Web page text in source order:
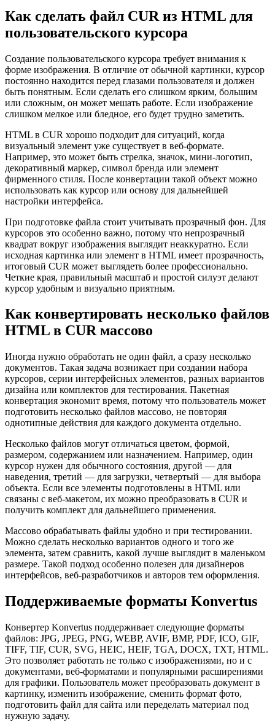
Как сделать файл CUR из HTML для
пользовательского курсора
Создание пользовательского курсора требует внимания к
форме изображения. В отличие от обычной картинки, курсор
постоянно находится перед глазами пользователя и должен
быть понятным. Если сделать его слишком ярким, большим
или сложным, он может мешать работе. Если изображение
слишком мелкое или бледное, его будет трудно заметить.
HTML в CUR хорошо подходит для ситуаций, когда
визуальный элемент уже существует в веб-формате.
Например, это может быть стрелка, значок, мини-логотип,
декоративный маркер, символ бренда или элемент
фирменного стиля. После конвертации такой объект можно
использовать как курсор или основу для дальнейшей
настройки интерфейса.
При подготовке файла стоит учитывать прозрачный фон. Для
курсоров это особенно важно, потому что непрозрачный
квадрат вокруг изображения выглядит неаккуратно. Если
исходная картинка или элемент в HTML имеет прозрачность,
итоговый CUR может выглядеть более профессионально.
Четкие края, правильный масштаб и простой силуэт делают
курсор удобным и визуально приятным.
Как конвертировать несколько файлов
HTML в CUR массово
Иногда нужно обработать не один файл, а сразу несколько
документов. Такая задача возникает при создании набора
курсоров, серии интерфейсных элементов, разных вариантов
дизайна или комплектов для тестирования. Пакетная
конвертация экономит время, потому что пользователь может
подготовить несколько файлов массово, не повторяя
однотипные действия для каждого документа отдельно.
Несколько файлов могут отличаться цветом, формой,
размером, содержанием или назначением. Например, один
курсор нужен для обычного состояния, другой — для
наведения, третий — для загрузки, четвертый — для выбора
объекта. Если все элементы подготовлены в HTML или
связаны с веб-макетом, их можно преобразовать в CUR и
получить комплект для дальнейшего применения.
Массово обрабатывать файлы удобно и при тестировании.
Можно сделать несколько вариантов одного и того же
элемента, затем сравнить, какой лучше выглядит в маленьком
размере. Такой подход особенно полезен для дизайнеров
интерфейсов, веб-разработчиков и авторов тем оформления.
Поддерживаемые форматы Konvertus
Конвертер Konvertus поддерживает следующие форматы
файлов: JPG, JPEG, PNG, WEBP, AVIF, BMP, PDF, ICO, GIF,
TIFF, TIF, CUR, SVG, HEIC, HEIF, TGA, DOCX, TXT, HTML.
Это позволяет работать не только с изображениями, но и с
документами, веб-форматами и популярными расширениями
для графики. Пользователь может преобразовать документ в
картинку, изменить изображение, сменить формат фото,
подготовить файл для сайта или переделать материал под
нужную задачу.